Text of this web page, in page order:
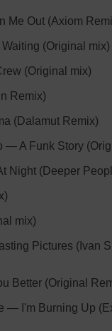
Me Out (Axiom
(Original mix)
(Original mix)
Remix)
(Dalamut Remix)
— A Funk Story
Night (Deeper
mix)
Pictures (Ivan
Better (Original
— I'm Burning Up